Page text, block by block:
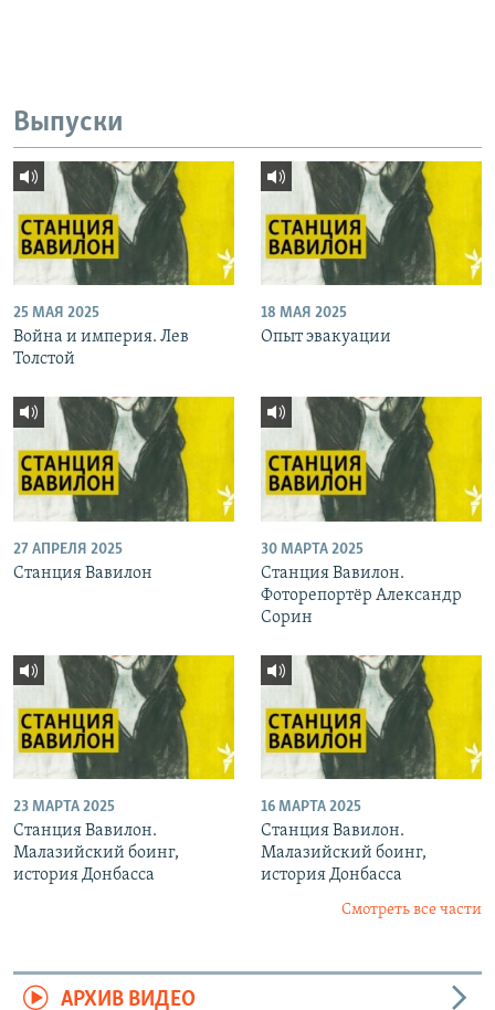
Выпуски
25 МАЯ 2025
Война и империя. Лев
Толстой
18 МАЯ 2025
Опыт эвакуации
27 АПРЕЛЯ 2025
Станция Вавилон
30 МАРТА 2025
Станция Вавилон.
Фоторепортёр Александр
Сорин
23 МАРТА 2025
Станция Вавилон.
Малазийский боинг,
история Донбасса
16 МАРТА 2025
Станция Вавилон.
Малазийский боинг,
история Донбасса
Смотреть все части
АРХИВ ВИДЕО